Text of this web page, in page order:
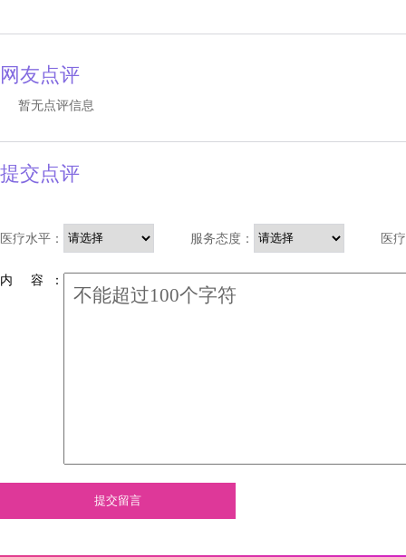
网友点评
暂无点评信息
提交点评
医疗水平： 服务态度： 医
内 容 ：
提交留言